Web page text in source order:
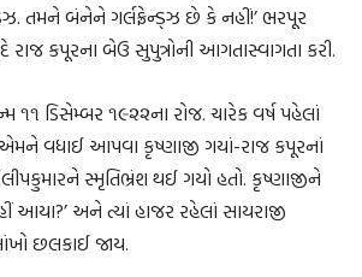
તમને બંનેને ગર્લફ્રેન્ડ્ઝ છે કે નહીં!’ ભરપૂર
કપૂરના બેઉ સુપુત્રોની આગતાસ્વાગતા કરી.
૧૧ ડિસેમ્બર ૧૯૨૨ના રોજ. ચારેક વર્ષ પહેલાં
વધાઈ આપવા કૃષ્ણાજી ગયાં-રાજ કપૂરનાં
સ્મૃતિભ્રંશ થઈ ગયો હતો. કૃષ્ણાજીને
આયા?’ અને ત્યાં હાજર રહેલાં સાયરાજી
છલકાઈ જાય.